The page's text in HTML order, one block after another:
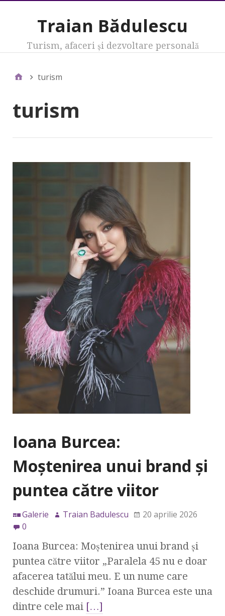
Traian Bădulescu
Turism, afaceri şi dezvoltare personală
turism
turism
Ioana Burcea:
Moștenirea unui brand și
puntea către viitor
Galerie Traian Badulescu
20 aprilie 2026
0
Ioana Burcea: Moștenirea unui brand și
puntea către viitor „Paralela 45 nu e doar
afacerea tatălui meu. E un nume care
deschide drumuri.” Ioana Burcea este una
dintre cele mai […]